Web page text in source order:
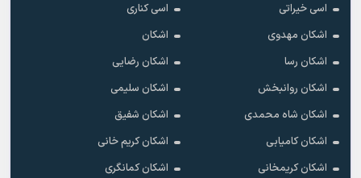
اسی خیراتی
اسی کناری
اشکان مهدوى
اشکان
اشکان رسا
اشکان رضایی
اشکان روانبخش
اشکان سلیمی
اشکان شاه محمدی
اشکان شفیق
اشکان کامیابی
اشکان کریم خانی
اشکان کریمخانی
اشکان کمانگری